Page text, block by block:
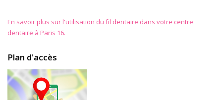
En savoir plus sur l'utilisation du fil dentaire dans votre centre
dentaire à Paris 16.
Plan d'accès